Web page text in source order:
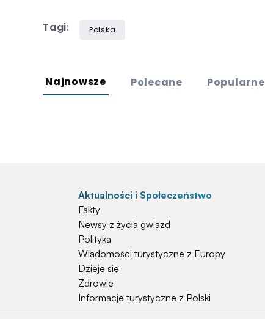
Tagi: Polska
Najnowsze Polecane Popularne
Aktualności i Społeczeństwo
Fakty
Newsy z życia gwiazd
Polityka
Wiadomości turystyczne z Europy
Dzieje się
Zdrowie
Informacje turystyczne z Polski